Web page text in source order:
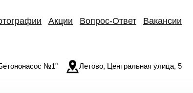
Акции Вопрос-Ответ Вакансии
№1" Летово, Центральная улица, 5